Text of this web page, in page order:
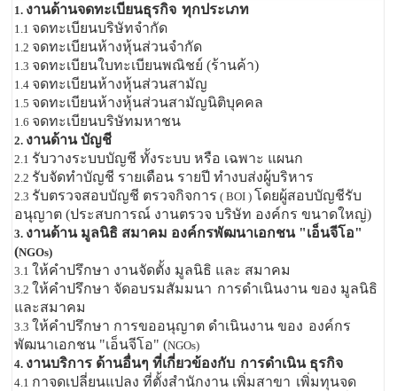
1. งานด้านจดทะเบียนธุรกิจ ทุกประเภท
1.1 จดทะเบียนบริษัทจำกัด
1.2 จดทะเบียนห้างหุ้นส่วนจำกัด
1.3 จดทะเบียนใบทะเบียนพณิชย์ (ร้านค้า)
1.4 จดทะเบียนห้างหุ้นส่วนสามัญ
1.5 จดทะเบียนห้างหุ้นส่วนสามัญนิติบุคคล
1.6 จดทะเบียนบริษัทมหาชน
2. งานด้าน บัญชี
2.1 รับวางระบบบัญชี ทั้งระบบ หรือ เฉพาะ แผนก
2.2 รับจัดทำบัญชี รายเดือน รายปี ทำงบส่งผู้บริหาร
2.3 รับตรวจสอบบัญชี ตรวจกิจการ ( BOI ) โดยผู้สอบบัญชีรับ
อนุญาต (ประสบการณ์ งานตรวจ บริษัท องค์กร ขนาดใหญ่)
3. งานด้าน มูลนิธิ สมาคม องค์กรพัฒนาเอกชน "เอ็นจีโอ"
(NGOs)
3.1 ให้คำปรึกษา งานจัดตั้ง มูลนิธิ และ สมาคม
3.2 ให้คำปรึกษา จัดอบรมสัมมนา การดำเนินงาน ของ มูลนิธิ
และสมาคม
3.3 ให้คำปรึกษา การขออนุญาต ดำเนินงาน ของ องค์กร
พัฒนาเอกชน "เอ็นจีโอ" (NGOs)
4. งานบริการ ด้านอื่นๆ ที่เกี่ยวข้องกับ การดำเนิน ธุรกิจ
4.1 กาจดเปลี่ยนแปลง ที่ตั้งสำนักงาน เพิ่มสาขา เพิ่มทุนจด